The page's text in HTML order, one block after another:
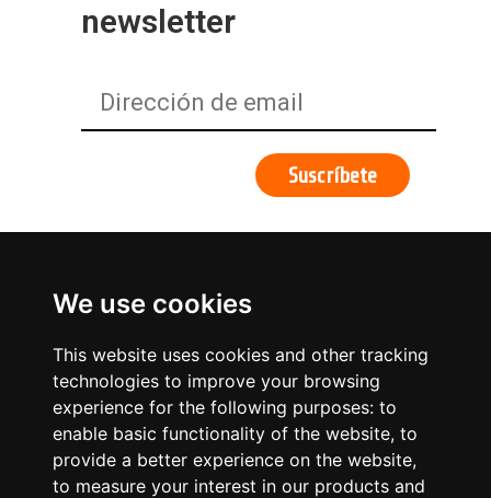
We use cookies
This website uses cookies and other tracking
technologies to improve your browsing
experience for the following purposes: to
enable basic functionality of the website, to
provide a better experience on the website,
to measure your interest in our products and
newsletter